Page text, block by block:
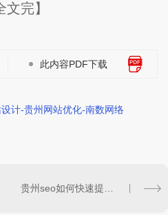
文完】
此内容PDF下载
计-贵州网站优化-南数网络